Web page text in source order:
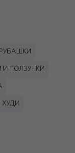
И ПОЛЗУНКИ